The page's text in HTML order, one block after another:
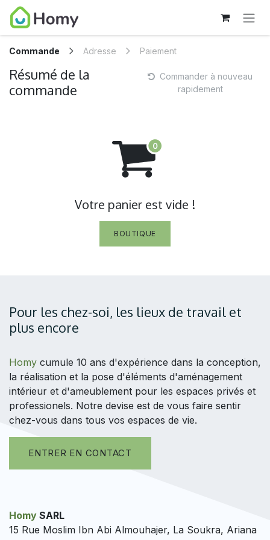
SE RENDRE AU CONTENU
Commande Adresse Paiement
Résumé de la
commande
Commander à nouveau
rapidement
Votre panier est vide !
BOUTIQUE
Pour les chez-soi, les lieux de travail et
plus encore
Homy cumule 10 ans d'expérience dans la conception,
la réalisation et la pose d'éléments d'aménagement
intérieur et d'ameublement pour les espaces privés et
professionels. Notre devise est de vous faire sentir
chez-vous dans tous vos espaces de vie.
ENTRER EN CONTACT
Homy SARL
15 Rue Moslim Ibn Abi Almouhajer, La Soukra, Ariana